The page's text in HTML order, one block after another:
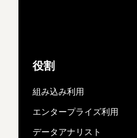
役割
組み込み利用
エンタープライズ利用
データアナリスト